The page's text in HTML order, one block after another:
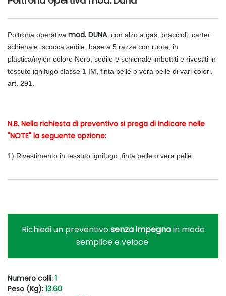
Poltrona operativa mod. DUNA, con alzo a gas, braccioli, carter
schienale, scocca sedile, base a 5 razze con ruote, in
plastica/nylon colore Nero, sedile e schienale imbottiti e rivestiti in
tessuto ignifugo classe 1 IM, finta pelle o vera pelle di vari colori.
art. 291.
N.B. Nella richiesta di preventivo si prega di indicare nelle
"NOTE" la seguente opzione:
1) Rivestimento in tessuto ignifugo, finta pelle o vera pelle
Richiedi un preventivosenza impegnoin modo
semplice e veloce.
Numero colli: 1
Peso (Kg): 13.60